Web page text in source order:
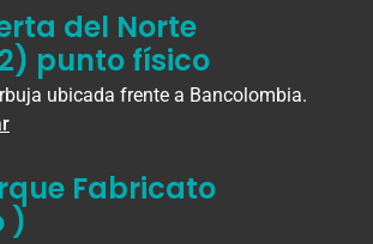
del Norte
punto físico
ubicada frente a Bancolombia.
Fabricato
)